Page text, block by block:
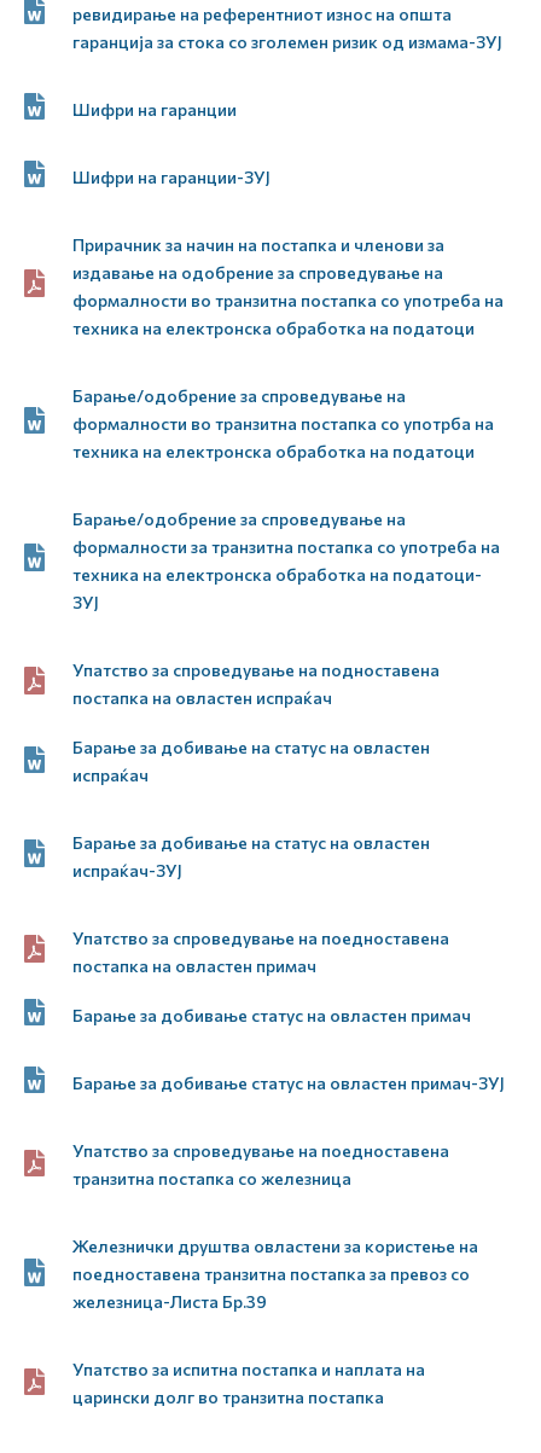
ревидирање на референтниот износ на општа
гаранција за стока со зголемен ризик од измама-ЗУЈ
Шифри на гаранции
Шифри на гаранции-ЗУЈ
Прирачник за начин на постапка и членови за
издавање на одобрение за спроведување на
формалности во транзитна постапка со употреба на
техника на електронска обработка на податоци
Барање/одобрение за спроведување на
формалности во транзитна постапка со употрба на
техника на електронска обработка на податоци
Барање/одобрение за спроведување на
формалности за транзитна постапка со употреба на
техника на електронска обработка на податоци-
ЗУЈ
Упатство за спроведување на подноставена
постапка на овластен испраќач
Барање за добивање на статус на овластен
испраќач
Барање за добивање на статус на овластен
испраќач-ЗУЈ
Упатство за спроведување на поедноставена
постапка на овластен примач
Барање за добивање статус на овластен примач
Барање за добивање статус на овластен примач-ЗУЈ
Упатство за спроведување на поедноставена
транзитна постапка со железница
Железнички друштва овластени за користење на
поедноставена транзитна постапка за превоз со
железница-Листа Бр.39
Упатство за испитна постапка и наплата на
царински долг во транзитна постапка